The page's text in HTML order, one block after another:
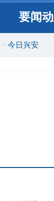
要闻
> 今日兴安